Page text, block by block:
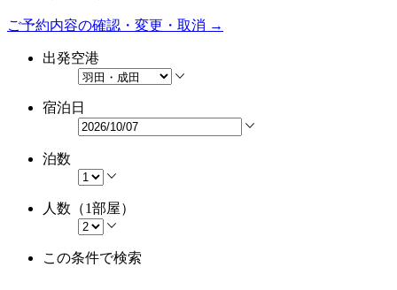
ご予約内容の確認・変更・取消 →
出発空港
宿泊日
泊数
人数（1部屋）
この条件で検索